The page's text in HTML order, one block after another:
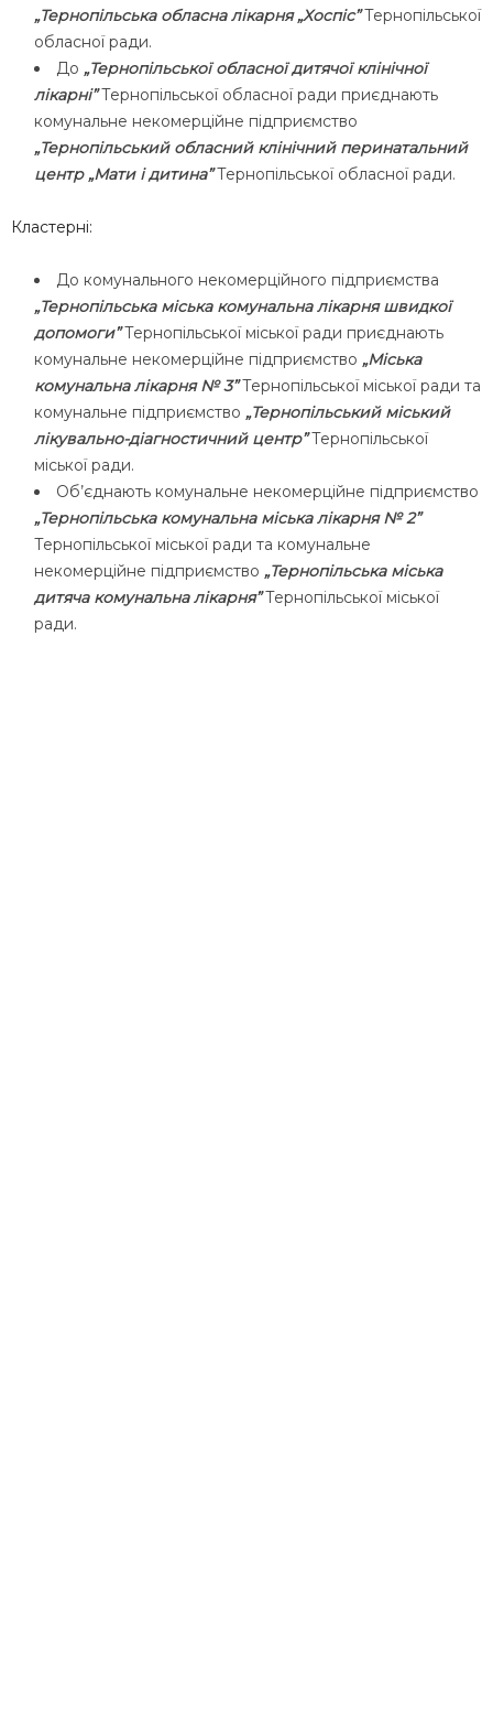
„Тернопільська обласна лікарня „Хоспіс” Тернопільської
обласної ради.
До „Тернопільської обласної дитячої клінічної
лікарні”Тернопільської обласної ради приєднають
комунальне некомерційне підприємство
„Тернопільський обласний клінічний перинатальний
центр „Мати і дитина”Тернопільської обласної ради.
Кластерні:
До комунального некомерційного підприємства
„Тернопільська міська комунальна лікарня швидкої
допомоги”Тернопільської міської ради приєднають
комунальне некомерційне підприємство „Міська
комунальна лікарня № 3” Тернопільської міської ради та
комунальне підприємство „Тернопільський міський
лікувально-діагностичний центр”Тернопільської
міської ради.
Об’єднають комунальне некомерційне підприємство
„Тернопільська комунальна міська лікарня № 2”
Тернопільської міської ради та комунальне
некомерційне підприємство „Тернопільська міська
дитяча комунальна лікарня” Тернопільської міської
ради.